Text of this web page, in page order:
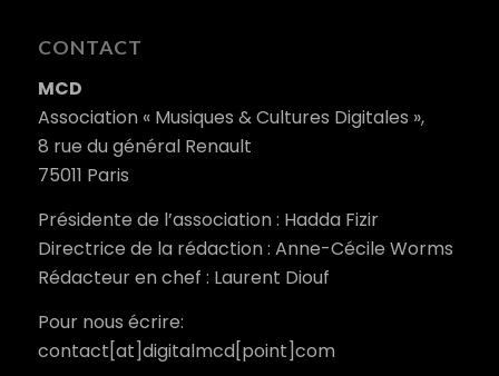
CONTACT
MCD
Association « Musiques & Cultures Digitales »,
8 rue du général Renault
75011 Paris
Présidente de l’association : Hadda Fizir
Directrice de la rédaction : Anne-Cécile Worms
Rédacteur en chef : Laurent Diouf
Pour nous écrire:
contact[at]digitalmcd[point]com